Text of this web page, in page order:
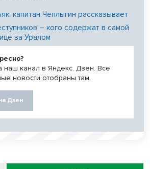
капитан Чеплыгин рассказывает
– кого содержат в самой
за Уралом
наш канал в Яндекс. Дзен. Все
новости отобраны там.
Дзен